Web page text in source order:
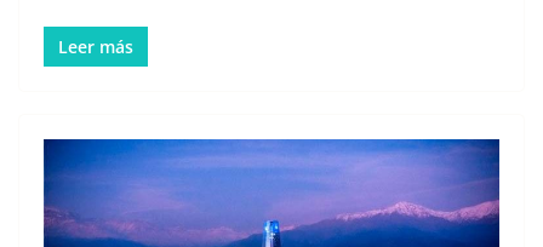
Leer más